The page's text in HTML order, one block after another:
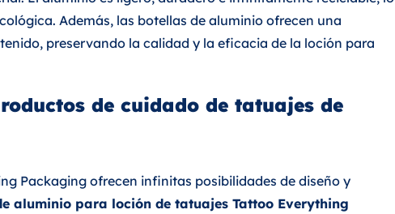
Además, las botellas de aluminio ofrecen una
preservando la calidad y la eficacia de la loción para
de cuidado de tatuajes de
Packaging ofrecen infinitas posibilidades de diseño y
aluminio para loción de tatuajes Tattoo Everything